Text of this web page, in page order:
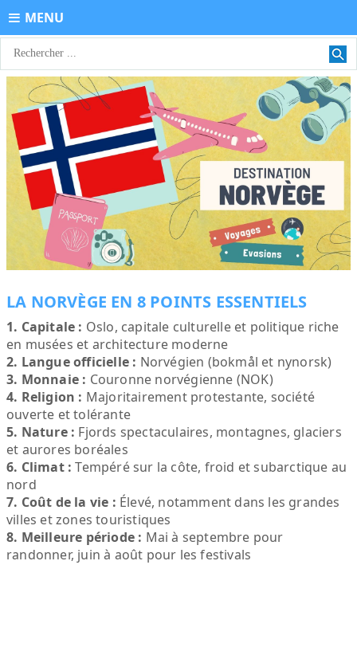
MENU
LA NORVÈGE EN 8 POINTS ESSENTIELS
1. Capitale : Oslo, capitale culturelle et politique riche
en musées et architecture moderne
2. Langue officielle : Norvégien (bokmål et nynorsk)
3. Monnaie : Couronne norvégienne (NOK)
4. Religion : Majoritairement protestante, société
ouverte et tolérante
5. Nature : Fjords spectaculaires, montagnes, glaciers
et aurores boréales
6. Climat : Tempéré sur la côte, froid et subarctique au
nord
7. Coût de la vie : Élevé, notamment dans les grandes
villes et zones touristiques
8. Meilleure période : Mai à septembre pour
randonner, juin à août pour les festivals